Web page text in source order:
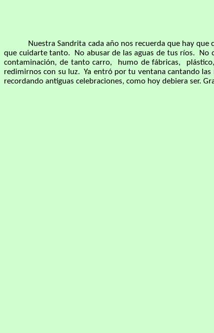
Nuestra Sandrita cada año nos recuerda que hay que
que cuidarte tanto. No abusar de las aguas de tus ríos.
contaminación, de tanto carro, humo de fábricas,
redimirnos con su luz. Ya entró por tu ventana cantando
recordando antiguas celebraciones, como hoy debiera ser.